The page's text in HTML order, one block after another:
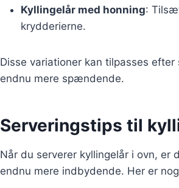
Kyllingelår med honning:
krydderierne.
Disse variationer kan tilpasses
endnu mere spændende.
Serveringstips til
Når du serverer kyllingelår i ovn,
endnu mere indbydende. Her er